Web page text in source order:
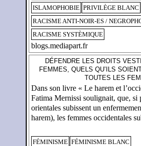
ISLAMOPHOBIE PRIVILÈGE BLANC
RACISME ANTI-NOIR-ES /
RACISME SYSTÈMIQUE
blogs.mediapart.fr
DÉFENDRE LES DROITS
FEMMES, QUELS QU’ILS
TOUTES LES
Dans son livre « Le harem et
Fatima Mernissi soulignait, que, si
orientales subissent un
harem), les femmes occidentales
FÉMINISME FÉMINISME BLANC